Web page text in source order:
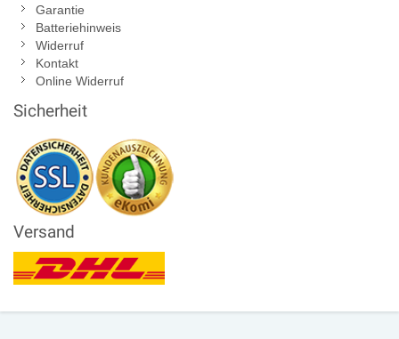
Garantie
Batteriehinweis
Widerruf
Kontakt
Online Widerruf
Sicherheit
Versand